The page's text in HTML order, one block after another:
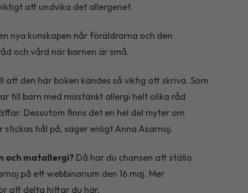
att undvika det allergenet.
nya kunskapen når föräldrarna och den
och vård när barnen är små.
att den här boken kändes så viktig att skriva. Som
till barn med misstänkt allergi helt olika råd
Dessutom finns det en hel del myter om
stickas hål på, säger enligt Anna Asarnoj.
och matallergi? Då har du chansen att ställa
på ett webbinarium den 16 maj. Mer
att delta hittar du här.